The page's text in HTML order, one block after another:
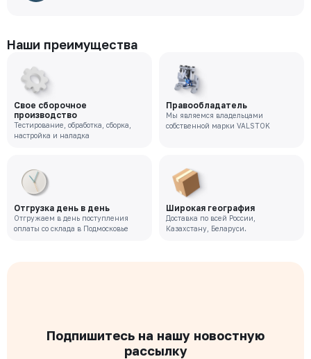
Наши преимущества
Свое сборочное
производство
Тестирование, обработка, сборка,
настройка и наладка
Правообладатель
Мы являемся владельцами
собственной марки VALSTOK
Отгрузка день в день
Отгружаем в день поступления
оплаты со склада в Подмосковье
Широкая география
Доставка по всей России,
Казахстану, Беларуси.
Подпишитесь на нашу новостную
рассылку